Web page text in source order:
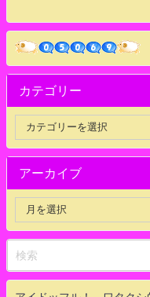
カテゴリー
アーカイブ